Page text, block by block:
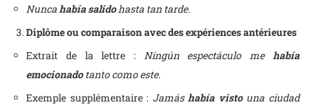
Nuncahabía salidohasta tan tarde.
Diplôme ou comparaison avec des expériences antérieures
Extrait de la lettre : Ningún espectáculo me había
emocionadotanto como este.
Exemple supplémentaire : Jamáshabía vistouna ciudad